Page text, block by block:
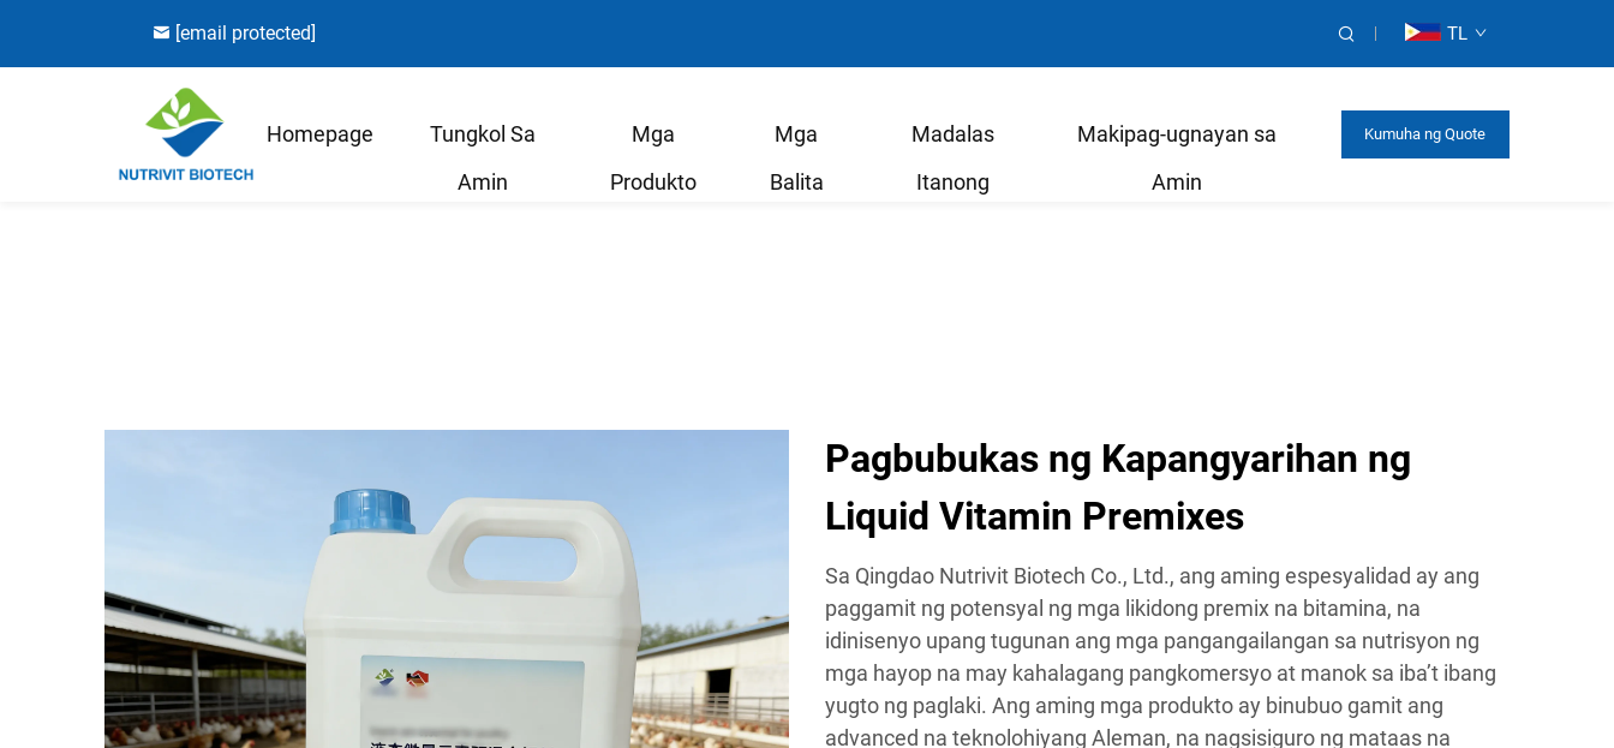
[email protected] TL
Homepage
Tungkol Sa
Amin
Mga
Produkto
Mga
Balita
Madalas
Itanong
Makipag-ugnayan sa
Amin
Kumuha ng Quote
Pagbubukas ng Kapangyarihan ng
Liquid Vitamin Premixes
Sa Qingdao Nutrivit Biotech Co., Ltd., ang aming espesyalidad ay ang
paggamit ng potensyal ng mga likidong premix na bitamina, na
idinisenyo upang tugunan ang mga pangangailangan sa nutrisyon ng
mga hayop na may kahalagang pangkomersyo at manok sa iba’t ibang
yugto ng paglaki. Ang aming mga produkto ay binubuo gamit ang
advanced na teknolohiyang Aleman, na nagsisiguro ng mataas na